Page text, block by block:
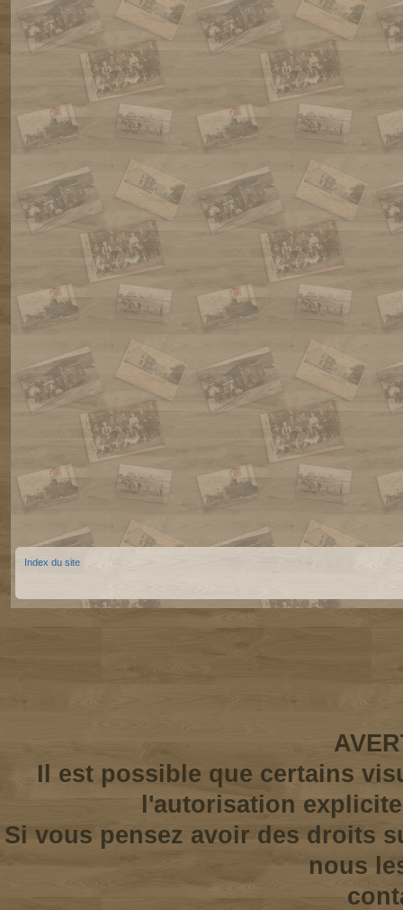
Index du site
Il est possible que certains
l'autorisation
Si vous pensez avoir des droits
nous